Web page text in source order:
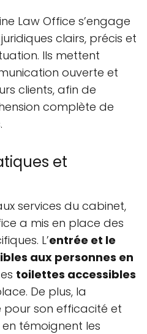
Law Office s’engage
clairs, précis et
Ils mettent
ouverte et
clients, afin de
complète de
et
services du cabinet,
a mis en place des
L’entrée et le
aux personnes en
toilettes accessibles
De plus, la
son efficacité et
témoignent les